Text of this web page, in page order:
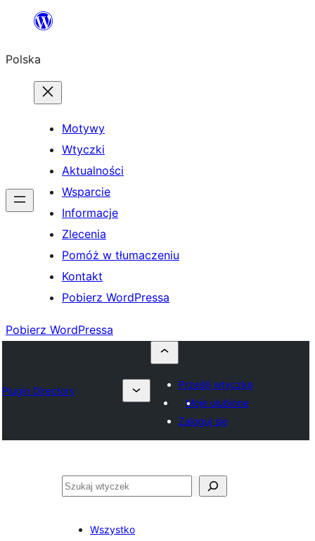
Przejdź
treści
Polska
Motywy
Wtyczki
Aktualności
Wsparcie
Informacje
Zlecenia
Pomóż w tłumaczeniu
Kontakt
Pobierz WordPressa
Pobierz WordPressa
Plugin Directory
Prześlij wtyczkę
Moje ulubione
Zaloguj się
Szukaj
Wszystko